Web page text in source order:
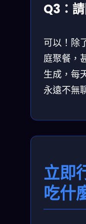
Q3：
可以！除
庭聚餐，
生成，每
永遠不無
立即
吃什